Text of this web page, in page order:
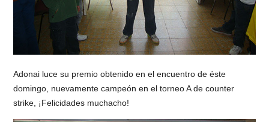
Adonai luce su premio obtenido en el encuentro de éste
domingo, nuevamente campeón en el torneo A de counter
strike, ¡Felicidades muchacho!